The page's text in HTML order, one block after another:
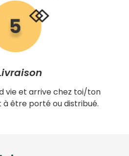
vie et arrive chez toi/ton
être porté ou distribué.